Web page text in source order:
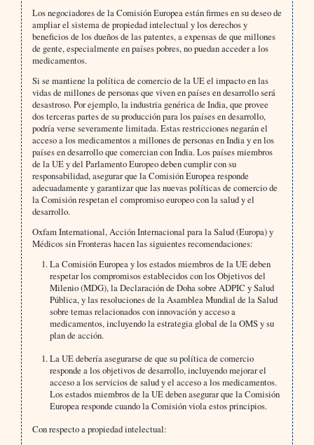
Los negociadores de la Comisión Europea están firmes en su deseo de
ampliar el sistema de propiedad intelectual y los derechos y
beneficios de los dueños de las patentes, a expensas de que millones
de gente, especialmente en países pobres, no puedan acceder a los
medicamentos.
Si se mantiene la política de comercio de la UE el impacto en las
vidas de millones de personas que viven en países en desarrollo será
desastroso. Por ejemplo, la industria genérica de India, que provee
dos terceras partes de su producción para los países en desarrollo,
podría verse severamente limitada. Estas restricciones negarán el
acceso a los medicamentos a millones de personas en India y en los
países en desarrollo que comercian con India. Los países miembros
de la UE y del Parlamento Europeo deben cumplir con su
responsabilidad, asegurar que la Comisión Europea responde
adecuadamente y garantizar que las nuevas políticas de comercio de
la Comisión respetan el compromiso europeo con la salud y el
desarrollo.
Oxfam International, Acción Internacional para la Salud (Europa) y
Médicos sin Fronteras hacen las siguientes recomendaciones:
La Comisión Europea y los estados miembros de la UE deben
respetar los compromisos establecidos con los Objetivos del
Milenio (MDG), la Declaración de Doha sobre ADPIC y Salud
Pública, y las resoluciones de la Asamblea Mundial de la Salud
sobre temas relacionados con innovación y acceso a
medicamentos, incluyendo la estrategia global de la OMS y su
plan de acción.
La UE debería asegurarse de que su política de comercio
responde a los objetivos de desarrollo, incluyendo mejorar el
acceso a los servicios de salud y el acceso a los medicamentos.
Los estados miembros de la UE deben asegurar que la Comisión
Europea responde cuando la Comisión viola estos principios.
Con respecto a propiedad intelectual: